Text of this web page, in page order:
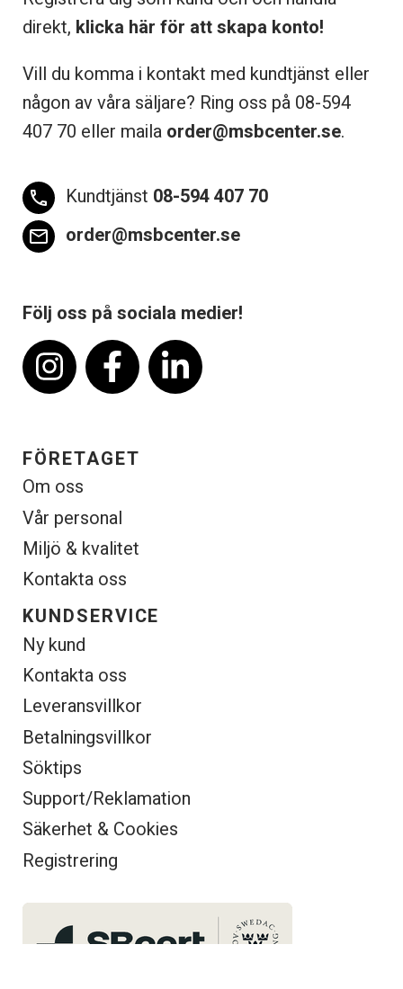
direkt, klicka här för att skapa konto!
Vill du komma i kontakt med kundtjänst eller
någon av våra säljare? Ring oss på 08-594
407 70 eller maila order@msbcenter.se.
phone Kundtjänst 08-594 407 70
email order@msbcenter.se
Följ oss på sociala medier!
FÖRETAGET
Om oss
Vår personal
Miljö & kvalitet
Kontakta oss
KUNDSERVICE
Ny kund
Kontakta oss
Leveransvillkor
Betalningsvillkor
Söktips
Support/Reklamation
Säkerhet & Cookies
Registrering